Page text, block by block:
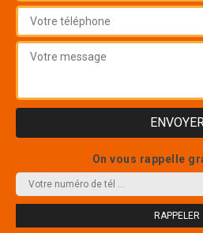
On vous rappelle